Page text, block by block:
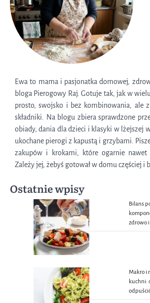
Ewa to mama i pasjonatka domowej,
bloga Pierogowy Raj. Gotuje tak, jak w
prosto, swojsko i bez kombinowania, ale
składniki. Na blogu zbiera sprawdzone
obiady, dania dla dzieci i klasyki w lżejszej
ukochane pierogi z kapustą i grzybami.
zakupów i krokami, które ogarnie nawet
Zależy jej, żebyś gotował w domu częściej i
Ostatnie wpisy
Bilans
zdrowo i
Makro i
kuchni: